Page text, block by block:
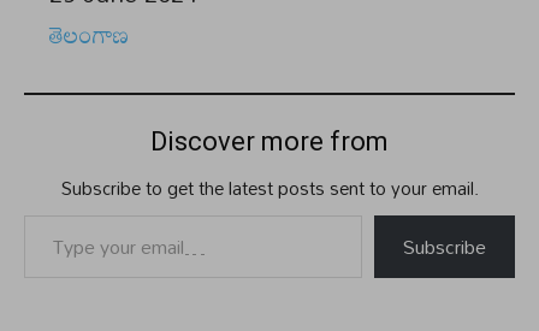
In relation to
తెలంగాణ
Discover more from
Subscribe to get the latest posts sent to your email.
Subscribe